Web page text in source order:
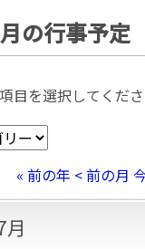
の行事予定
目を選択してくだ
« 前の年 < 前の月